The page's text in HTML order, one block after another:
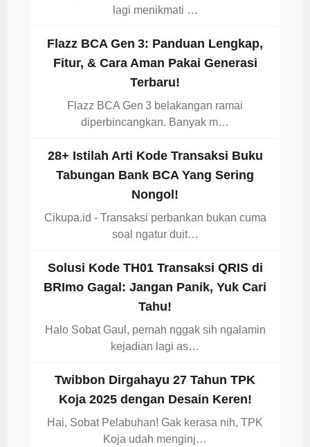
lagi menikmati …
Flazz BCA Gen 3: Panduan Lengkap,
Fitur, & Cara Aman Pakai Generasi
Terbaru!
Flazz BCA Gen 3 belakangan ramai
diperbincangkan. Banyak m…
28+ Istilah Arti Kode Transaksi Buku
Tabungan Bank BCA Yang Sering
Nongol!
Cikupa.id - Transaksi perbankan bukan cuma
soal ngatur duit…
Solusi Kode TH01 Transaksi QRIS di
BRImo Gagal: Jangan Panik, Yuk Cari
Tahu!
Halo Sobat Gaul, pernah nggak sih ngalamin
kejadian lagi as…
Twibbon Dirgahayu 27 Tahun TPK
Koja 2025 dengan Desain Keren!
Hai, Sobat Pelabuhan! Gak kerasa nih, TPK
Koja udah menginj…